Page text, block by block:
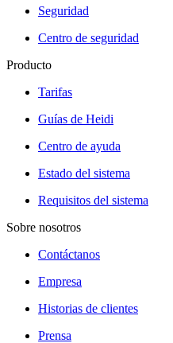
Seguridad
Centro de seguridad
Producto
Tarifas
Guías de Heidi
Centro de ayuda
Estado del sistema
Requisitos del sistema
Sobre nosotros
Contáctanos
Empresa
Historias de clientes
Prensa